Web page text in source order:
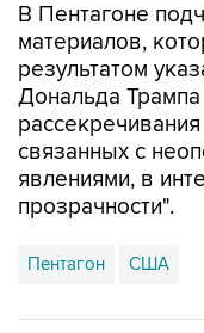
В Пентагоне
материалов,
результатом
Дональда
связанных с
явлениями, в
прозрачности".
Пентагон США